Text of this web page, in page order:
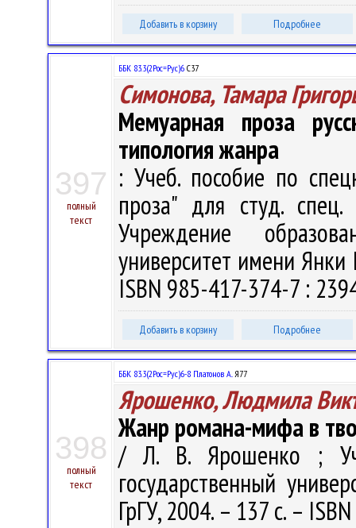
Добавить в корзину Подробнее
397
полный
текст
ББК 83.3(2Рос=Рус)6 С37
Симонова, Тамара
Мемуарная проза
типология жанра
: Учеб. пособие по
проза" для студ.
Учреждение
университет имени
ISBN 985-417-374-7 :
Добавить в корзину Подробнее
398
полный
текст
ББК 83.3(2Рос=Рус)6-8 Платонов А..Я77
Ярошенко, Людмила
Жанр романа-мифа в
/ Л. В. Ярошенко ;
государственный
ГрГУ, 2004. – 137 с. –